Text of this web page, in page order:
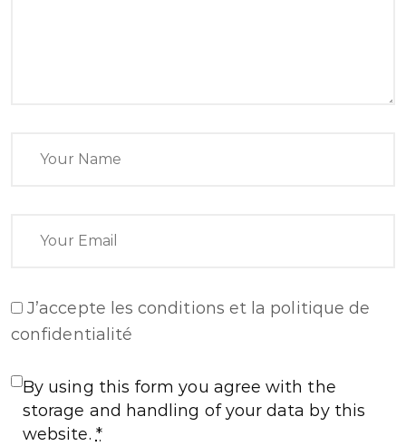
J’accepte les conditions et la politique de
confidentialité
By using this form you agree with the
storage and handling of your data by this
website. *